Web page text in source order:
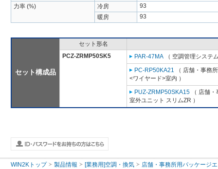
力率 (%)
冷房
93
暖房
93
セット構成品
セット形名
PCZ-ZRMP50SK5
PAR-47MA （ 空調管理システ
PC-RP50KA21 （ 店舗・事務
<ワイヤード>室内 ）
PUZ-ZRMP50SKA15 （ 店舗
室外ユニット スリムZR ）
WIN2Kトップ 製品情報 [業務用]空調・換気 店舗・事務所用パッケージ